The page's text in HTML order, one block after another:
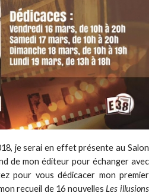
je serai en effet présente au Salon
de mon éditeur pour échanger avec
pour vous dédicacer mon premier
recueil de 16 nouvellesLes illusions